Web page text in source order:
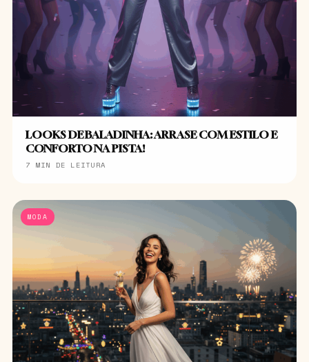
LOOKS DE BALADINHA: ARRASE COM ESTILO E
CONFORTO NA PISTA!
7 MIN DE LEITURA
MODA